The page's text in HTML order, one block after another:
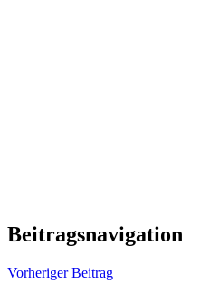
Beitragsnavigation
Vorheriger Beitrag